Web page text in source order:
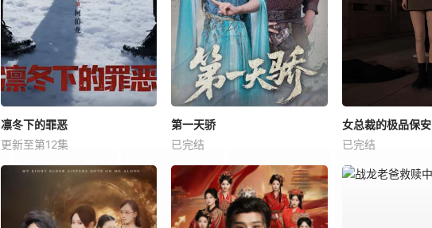
凛冬下的罪恶
更新至第12集
第一天骄
已完结
女总裁的极品保安
已完结